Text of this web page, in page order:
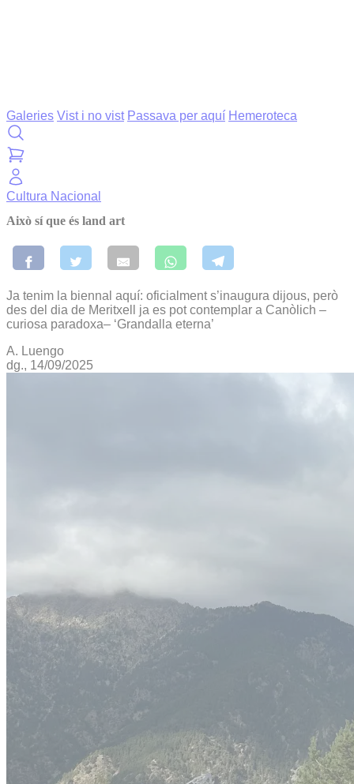
Galeries Vist i no vist Passava per aquí Hemeroteca
Cultura Nacional
Això sí que és land art
Ja tenim la biennal aquí: oficialment s’inaugura dijous, però
des del dia de Meritxell ja es pot contemplar a Canòlich –
curiosa paradoxa– ‘Grandalla eterna’
A. Luengo
dg., 14/09/2025